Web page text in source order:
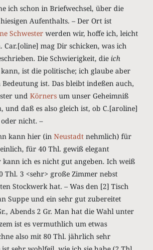
ich schon in Briefwechsel, über die
Aufenthalts. – Der Ort ist
Schwester werden wir, hoffe ich, leicht
Car.[oline] mag Dir schicken, was ich
Die Schwierigkeit, die ich
ist die politische; ich glaube aber
ist. Das bleibt indeßen auch,
und Körners um unser Geheimniß
und daß es also gleich ist, ob C.[aroline]
nicht. –
kann hier (in Neustadt nehmlich) für
für 40 Thl. gewiß elegant
kann ich es nicht gut angeben. Ich weiß
Thl. 3 <sehr> große Zimmer nebst
Stockwerk hat. – Was den [2] Tisch
Suppe und ein sehr gut zubereitet
Abends 2 Gr. Man hat die Wahl unter
ist es vermuthlich um etwas
also mit 80 Thl. jährlich sehr